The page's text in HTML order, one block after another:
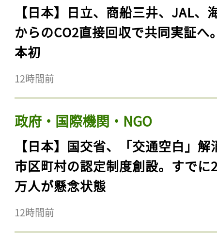
【日本】日立、商船三井、JAL、
からのCO2直接回収で共同実証へ
本初
12時間前
政府・国際機関・NGO
【日本】国交省、「交通空白」解
市区町村の認定制度創設。すでに
万人が懸念状態
12時間前